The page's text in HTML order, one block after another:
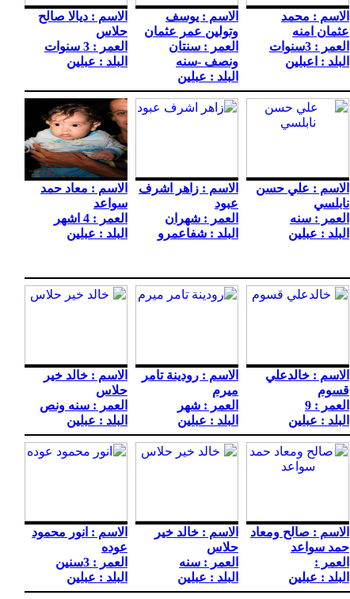
الاسم : محمد
عثمان امنه
العمر : 3سنوات
البلد : اعبلين
الاسم : يوسف
وتولين عمر عثمان
العمر : سنتان
ونصف -سنه
البلد : عبلين
الاسم : ديالا صالح
حلاس
العمر : 3 سنوات
البلد : عبلين
الاسم : علي حسن
نابلسي
العمر : سنه
البلد : عبلين
الاسم : زاهر اشرف
عبود
العمر : شهران
البلد : شفاعمرو
الاسم : معاد حمد
سواعد
العمر : 4 اشهر
البلد : عبلين
الاسم : خالدعلي
قسوم
العمر : 9
البلد : عبلين
الاسم : رودينة تامر
ميرم
العمر : شهر
البلد : عبلين
الاسم : خالد خير
حلاس
العمر : سنه ونص
البلد : عبلين
الاسم : صالح ومعاد
حمد سواعد
العمر :
البلد : عبلين
الاسم : خالد خير
حلاس
العمر : سنه
البلد : عبلين
الاسم : انور محمود
عوده
العمر : 3سنين
البلد : عبلين